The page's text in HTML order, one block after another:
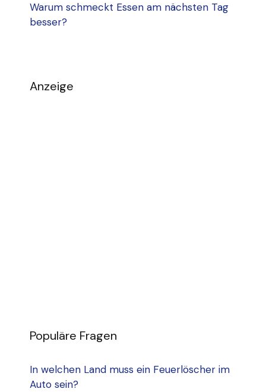
Warum schmeckt Essen am nächsten Tag
besser?
Anzeige
Populäre Fragen
In welchen Land muss ein Feuerlöscher im
Auto sein?